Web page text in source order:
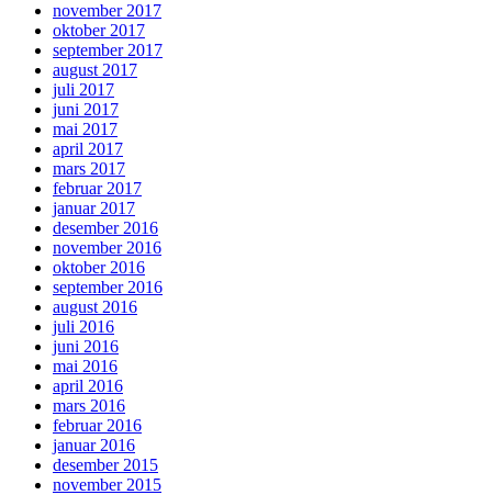
november 2017
oktober 2017
september 2017
august 2017
juli 2017
juni 2017
mai 2017
april 2017
mars 2017
februar 2017
januar 2017
desember 2016
november 2016
oktober 2016
september 2016
august 2016
juli 2016
juni 2016
mai 2016
april 2016
mars 2016
februar 2016
januar 2016
desember 2015
november 2015